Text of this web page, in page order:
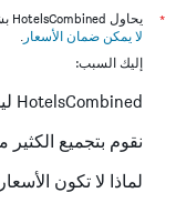
*
يحاول HotelsCombined بشكل دائم الحصول على الأسعار الدقيقة، ولكن
لا يمكن ضمان الأسعار .
إليك السبب:
HotelsCombined ليس البائع
نقوم بتجميع الكثير
لماذا لا تكون الأسعار